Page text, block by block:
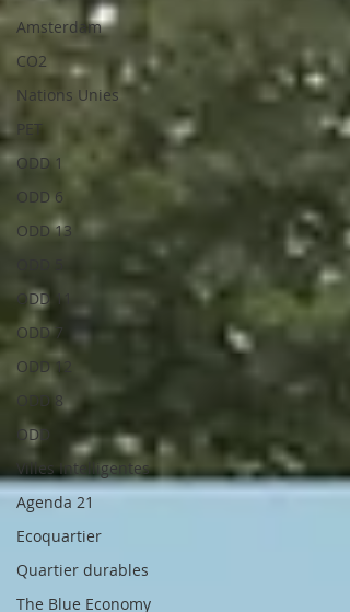
Amsterdam
CO2
Nations Unies
PET
ODD 1
ODD 6
ODD 13
ODD 11
ODD 7
ODD 12
ODD 8
ODD
Villes Intelligentes
Agenda 21
Ecoquartier
Quartier durables
The Blue Economy